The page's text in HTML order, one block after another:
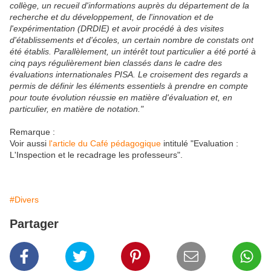
collège, un recueil d'informations auprès du département de la
recherche et du développement, de l'innovation et de
l'expérimentation (DRDIE) et avoir procédé à des visites
d'établissements et d'écoles, un certain nombre de constats ont
été établis. Parallèlement, un intérêt tout particulier a été porté à
cinq pays régulièrement bien classés dans le cadre des
évaluations internationales PISA. Le croisement des regards a
permis de définir les éléments essentiels à prendre en compte
pour toute évolution réussie en matière d'évaluation et, en
particulier, en matière de notation."
Remarque :
Voir aussi l'article du Café pédagogique intitulé "Evaluation :
L'Inspection et le recadrage les professeurs".
#Divers
Partager